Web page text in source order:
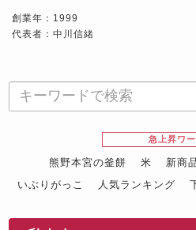
創業年：1999
代表者：中川信緒
急上昇ワ
熊野本宮の釜餅 米 新商
いぶりがっこ
人気ランキング